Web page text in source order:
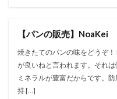
【パンの販売】NoaKei
焼きたてのパンの味をどうぞ
が良いねと言われます。それは
ミネラルが豊富だからです。
持 […]